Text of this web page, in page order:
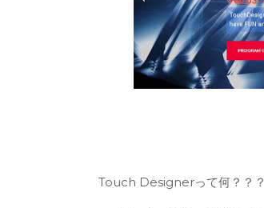
Touch Designerって何？？？